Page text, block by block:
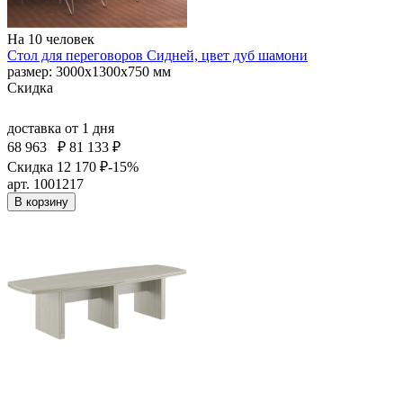
На 10 человек
Стол для переговоров Сидней, цвет дуб шамони
размер: 3000x1300x750 мм
Скидка
доставка от 1 дня
68 963
₽ 81 133 ₽
Скидка 12 170 ₽-15%
арт. 1001217
В корзину